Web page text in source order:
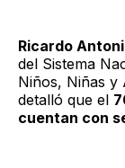
Ricardo
del Sistema
Niños, Niñas y
detalló que el
cuentan con